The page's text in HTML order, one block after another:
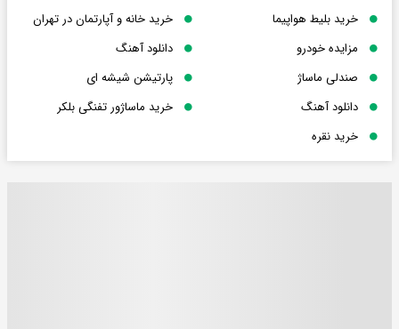
خرید بلیط هواپیما
خرید خانه و آپارتمان در تهران
مزایده خودرو
دانلود آهنگ
صندلی ماساژ
پارتیشن شیشه ای
دانلود آهنگ
خرید ماساژور تفنگی بلکر
خرید نقره